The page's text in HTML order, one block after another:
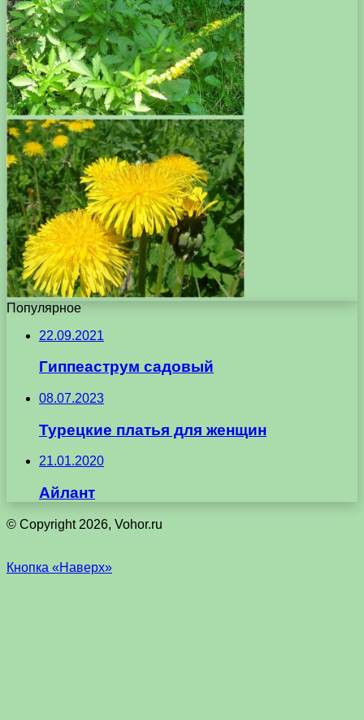
Популярное
22.09.2021
Гиппеаструм садовый
08.07.2023
Турецкие платья для женщин
21.01.2020
Айлант
© Copyright 2026, Vohor.ru
Кнопка «Наверх»